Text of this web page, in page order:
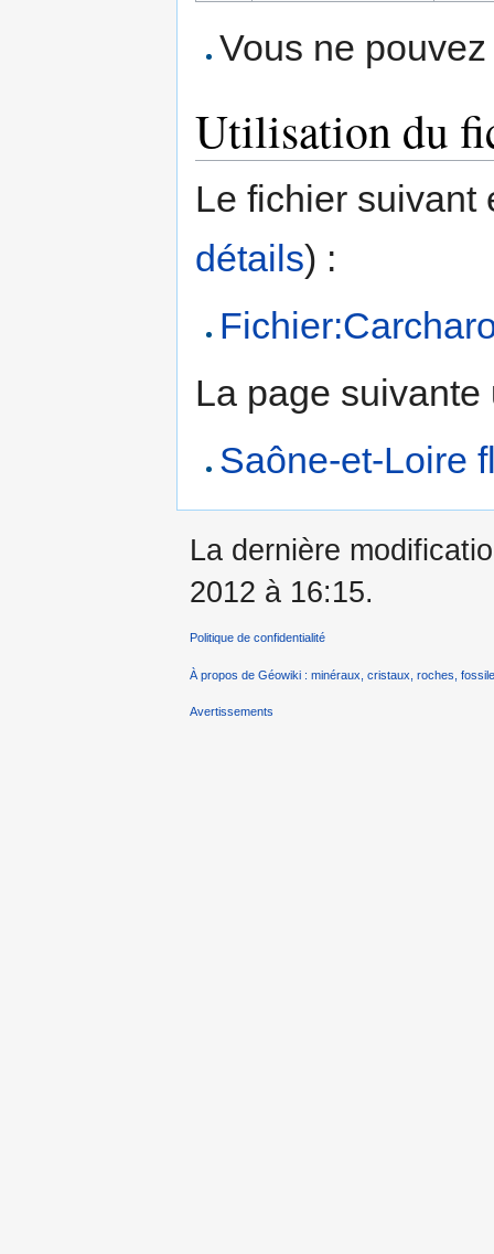
Vous ne
Utilisation du
Le fichier suivant
détails) :
La page
Saône-et-Loire
La dernière
2012 à 16:15.
Politique de confidentialité
À propos de Géowiki : minéraux, cristaux, roches,
Avertissements